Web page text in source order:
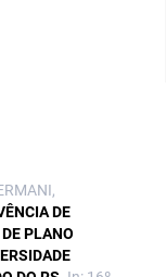
DE
PLANO